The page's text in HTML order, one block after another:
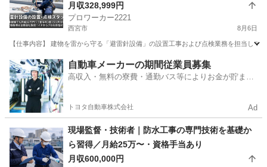
月収328,999円
プロワーカー2221
西宮市 8月6日
【仕事内容】 建物を雷から守る「避雷針設備」の設置工事および点検業務を担当し
兵庫 西宮市 その他 未経験
自動車メーカーの期間従業員募集
高収入・無料の寮費・通勤バス等によりお金が貯まり
トヨタ自動車株式会社 Ad
現場監督・技術者｜防水工事の専門技術を基礎か
ら習得／月給25万〜・資格手当あり
月収600,000円